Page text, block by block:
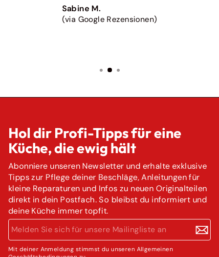
Sabine M.
(via Google Rezensionen)
Hol dir Profi-Tipps für eine
Küche, die ewig hält
Abonniere unseren Newsletter und erhalte exklusive
Tipps zur Pflege deiner Beschläge, Anleitungen für
kleine Reparaturen und Infos zu neuen Originalteilen
direkt in dein Postfach. So bleibst du informiert und
deine Küche immer topfit.
MELDEN
SIE
SICH
FÜR
ABONNIEREN
Mit deiner Anmeldung stimmst du unseren Allgemeinen